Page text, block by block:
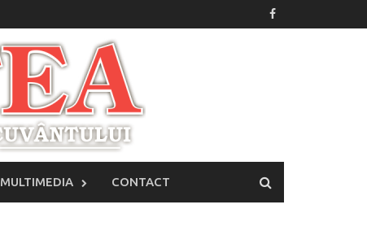
MULTIMEDIA CONTACT